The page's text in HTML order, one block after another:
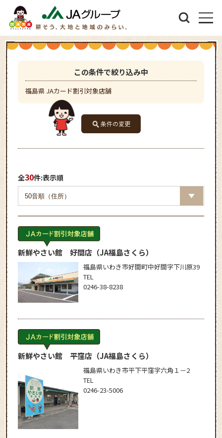
この条件で絞り込み中
福島県 JAカード割引対象店舗
条件の変更
全30件:表示順
新鮮やさい館 好間店（JA福島さくら）
福島県いわき市好間町中好間字下川原39
TEL
0246-38-8238
新鮮やさい館 平窪店（JA福島さくら）
福島県いわき市平下平窪字六角１－2
TEL
0246-23-5006